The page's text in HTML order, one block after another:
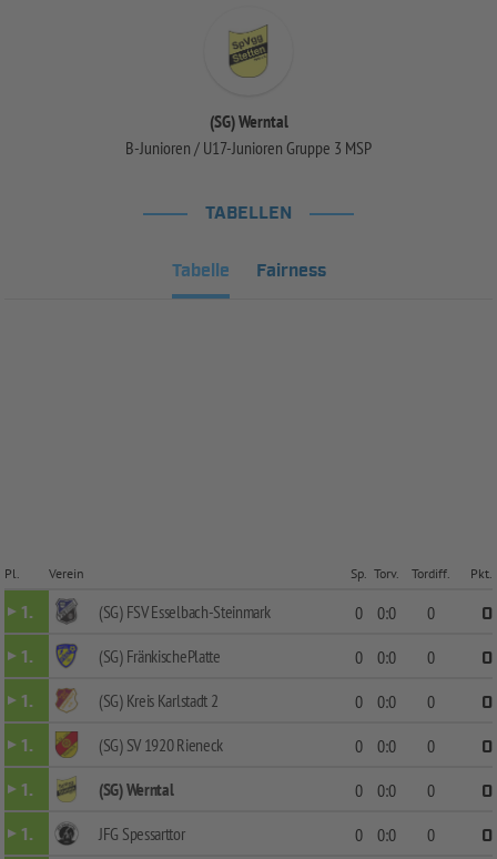
(SG) Werntal
B-Junioren / U17-Junioren Gruppe 3 MSP
TABELLEN
Tabelle Fairness
Pl. Verein Sp. Torv. Tordiff. Pkt.
1. (SG) FSV Esselbach-Steinmark 0 0:0 0
0
1.
(SG) FränkischePlatte 0 0:0 0
0
1.
(SG) Kreis Karlstadt 2 0 0:0 0
0
1.
(SG) SV 1920 Rieneck 0 0:0 0
0
1.
(SG) Werntal 0 0:0 0
0
1.
JFG Spessarttor 0 0:0 0
0